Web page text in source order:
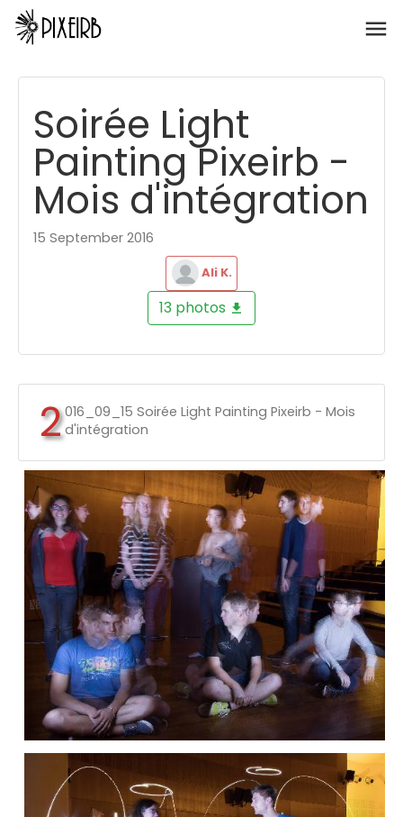
Soirée Light
Painting Pixeirb -
Mois d'intégration
15 September 2016
Ali K.
13 photos
2016_09_15 Soirée Light Painting Pixeirb - Mois
d'intégration